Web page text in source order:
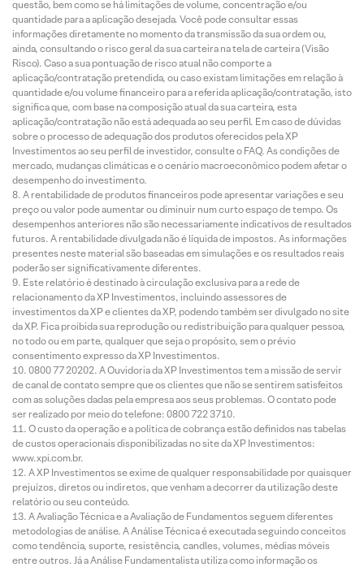
questão, bem como se há limitações de volume, concentração e/ou
quantidade para a aplicação desejada. Você pode consultar essas
informações diretamente no momento da transmissão da sua ordem ou,
ainda, consultando o risco geral da sua carteira na tela de carteira (Visão
Risco). Caso a sua pontuação de risco atual não comporte a
aplicação/contratação pretendida, ou caso existam limitações em relação à
quantidade e/ou volume financeiro para a referida aplicação/contratação, isto
significa que, com base na composição atual da sua carteira, esta
aplicação/contratação não está adequada ao seu perfil. Em caso de dúvidas
sobre o processo de adequação dos produtos oferecidos pela XP
Investimentos ao seu perfil de investidor, consulte o FAQ. As condições de
mercado, mudanças climáticas e o cenário macroeconômico podem afetar o
desempenho do investimento.
A rentabilidade de produtos financeiros pode apresentar variações e seu
preço ou valor pode aumentar ou diminuir num curto espaço de tempo. Os
desempenhos anteriores não são necessariamente indicativos de resultados
futuros. A rentabilidade divulgada não é líquida de impostos. As informações
presentes neste material são baseadas em simulações e os resultados reais
poderão ser significativamente diferentes.
Este relatório é destinado à circulação exclusiva para a rede de
relacionamento da XP Investimentos, incluindo assessores de
investimentos da XP e clientes da XP, podendo também ser divulgado no site
da XP. Fica proibida sua reprodução ou redistribuição para qualquer pessoa,
no todo ou em parte, qualquer que seja o propósito, sem o prévio
consentimento expresso da XP Investimentos.
0800 77 20202. A Ouvidoria da XP Investimentos tem a missão de servir
de canal de contato sempre que os clientes que não se sentirem satisfeitos
com as soluções dadas pela empresa aos seus problemas. O contato pode
ser realizado por meio do telefone: 0800 722 3710.
O custo da operação e a política de cobrança estão definidos nas tabelas
de custos operacionais disponibilizadas no site da XP Investimentos:
www.xpi.com.br.
A XP Investimentos se exime de qualquer responsabilidade por quaisquer
prejuízos, diretos ou indiretos, que venham a decorrer da utilização deste
relatório ou seu conteúdo.
A Avaliação Técnica e a Avaliação de Fundamentos seguem diferentes
metodologias de análise. A Análise Técnica é executada seguindo conceitos
como tendência, suporte, resistência, candles, volumes, médias móveis
entre outros. Já a Análise Fundamentalista utiliza como informação os